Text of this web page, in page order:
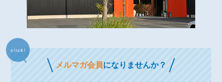
メルマガ会員になりませんか？